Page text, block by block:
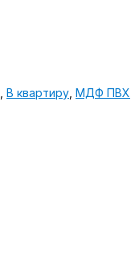
В квартиру МДФ ПВХ